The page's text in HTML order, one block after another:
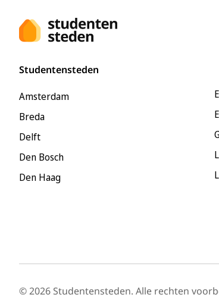
Studentensteden
Amsterdam
Breda
Delft
Den Bosch
Den Haag
© 2026 Studentensteden. Alle rechten